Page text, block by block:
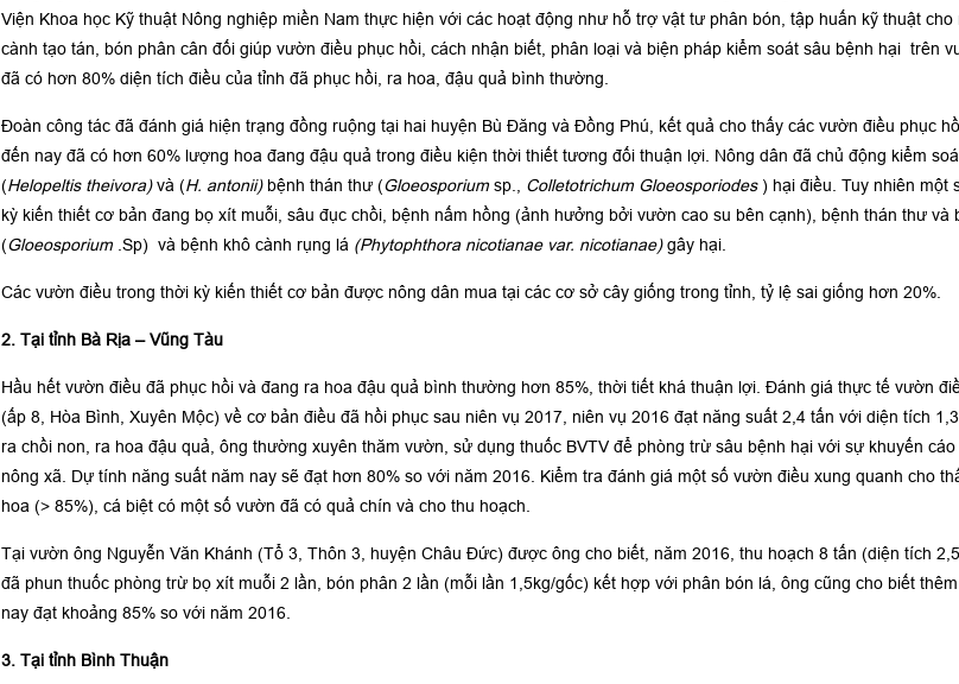
Viện Khoa học Kỹ thuật Nông nghiệp miền Nam thực hiện với các hoạt động như hỗ trợ vật tư phân bón, tập huấn kỹ thuật cho
cành tạo tán, bón phân cân đối giúp vườn điều phục hồi, cách nhận biết, phân loại và biện pháp kiểm soát sâu bệnh hại trên
đã có hơn 80% diện tích điều của tỉnh đã phục hồi, ra hoa, đậu quả bình thường.
Đoàn công tác đã đánh giá hiện trạng đồng ruộng tại hai huyện Bù Đăng và Đồng Phú, kết quả cho thấy các vườn điều phục
đến nay đã có hơn 60% lượng hoa đang đậu quả trong điều kiện thời thiết tương đối thuận lợi. Nông dân đã chủ động kiểm
(Helopeltis theivora)và (H. antonii)bệnh thán thư (Gloeosporium sp., Colletotrichum Gloeosporiodes) hại điều. Tuy nhiên một
kỳ kiến thiết cơ bản đang bọ xít muỗi, sâu đục chồi, bệnh nấm hồng (ảnh hưởng bởi vườn cao su bên cạnh), bệnh thán thư và
(Gloeosporium .Sp) và bệnh khô cành rụng lá (Phytophthora nicotianae var. nicotianae)gây hại.
Các vườn điều trong thời kỳ kiến thiết cơ bản được nông dân mua tại các cơ sở cây giống trong tỉnh, tỷ lệ sai giống hơn 20%.
2. Tại tỉnh Bà Rịa – Vũng Tàu
Hầu hết vườn điều đã phục hồi và đang ra hoa đậu quả bình thường hơn 85%, thời tiết khá thuận lợi. Đánh giá thực tế vườn
(ấp 8, Hòa Bình, Xuyên Mộc) về cơ bản điều đã hồi phục sau niên vụ 2017, niên vụ 2016 đạt năng suất 2,4 tấn với diện tích
ra chồi non, ra hoa đậu quả, ông thường xuyên thăm vườn, sử dụng thuốc BVTV để phòng trừ sâu bệnh hại với sự khuyến
nông xã. Dự tính năng suất năm nay sẽ đạt hơn 80% so với năm 2016. Kiểm tra đánh giá một số vườn điều xung quanh cho
hoa (> 85%), cá biệt có một số vườn đã có quả chín và cho thu hoạch.
Tại vườn ông Nguyễn Văn Khánh (Tổ 3, Thôn 3, huyện Châu Đức) được ông cho biết, năm 2016, thu hoạch 8 tấn (diện tích
đã phun thuốc phòng trừ bọ xít muỗi 2 lần, bón phân 2 lần (mỗi lần 1,5kg/gốc) kết hợp với phân bón lá, ông cũng cho biết
nay đạt khoảng 85% so với năm 2016.
3. Tại tỉnh Bình Thuận